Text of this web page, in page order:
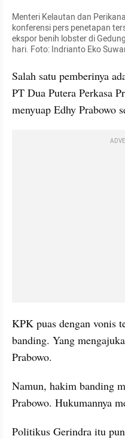
Menteri Kelautan dan
konferensi pers penetapan
ekspor benih lobster di
hari. Foto: Indrianto Eko
Salah satu pemberinya
PT Dua Putera Perkasa
menyuap Edhy Prabowo
KPK puas dengan vonis
banding. Yang
Prabowo.
Namun, hakim banding
Prabowo. Hukumannya
Politikus Gerindra itu